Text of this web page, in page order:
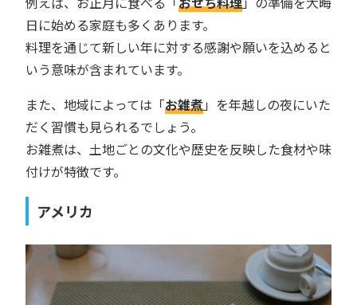
日に始める家庭も多くあります。
料理を通じて新しい年に対する感謝や願いを込めると
いう意味が含まれています。
また、地域によっては「お雑煮」を年越しの夜にいた
だく習慣も見られるでしょう。
お雑煮は、土地ごとの文化や歴史を反映した食材や味
付けが特徴です。
アメリカ